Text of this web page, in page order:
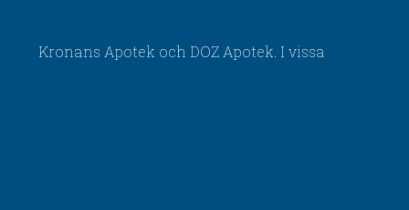
Kronans Apotek och DOZ Apotek. I vissa